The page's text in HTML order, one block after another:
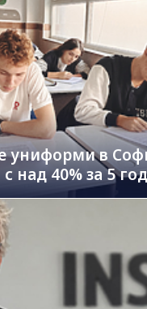
униформи в
над 40% за 5